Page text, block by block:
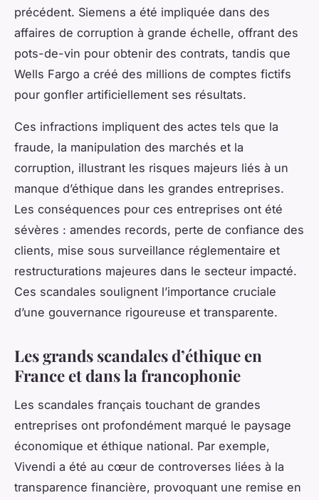
précédent. Siemens a été impliquée dans des
affaires de corruption à grande échelle, offrant des
pots-de-vin pour obtenir des contrats, tandis que
Wells Fargo a créé des millions de comptes fictifs
pour gonfler artificiellement ses résultats.
Ces infractions impliquent des actes tels que la
fraude, la manipulation des marchés et la
corruption, illustrant les risques majeurs liés à un
manque d’éthique dans les grandes entreprises.
Les conséquences pour ces entreprises ont été
sévères : amendes records, perte de confiance des
clients, mise sous surveillance réglementaire et
restructurations majeures dans le secteur impacté.
Ces scandales soulignent l’importance cruciale
d’une gouvernance rigoureuse et transparente.
Les grands scandales d’éthique en
France et dans la francophonie
Les scandales français touchant de grandes
entreprises ont profondément marqué le paysage
économique et éthique national. Par exemple,
Vivendi a été au cœur de controverses liées à la
transparence financière, provoquant une remise en